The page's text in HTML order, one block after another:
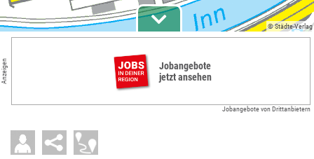
© Städte-Verlag
Anzeigen
Jobangebote
jetzt ansehen
Jobangebote von Drittanbietern